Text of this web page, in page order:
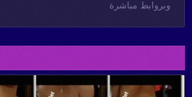
وبروابط مباشرة